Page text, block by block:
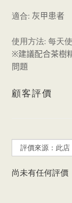
適合: 灰甲患者
使用方法: 每天使
※建議配合茶樹
問題
顧客評價
尚未有任何評價